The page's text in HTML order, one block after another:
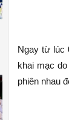
Ngay từ lúc
khai mạc
phiên nhau